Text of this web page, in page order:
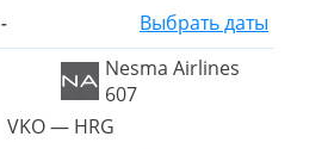
-
Выбрать даты
Nesma Airlines
607
VKO — HRG